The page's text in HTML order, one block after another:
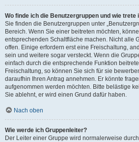
Wo finde ich die Benutzergruppen und wie trete
Sie finden die Benutzergruppen unter
Bereich. Wenn Sie einer beitreten möchten,
entsprechenden Schaltfläche machen. Nicht alle
offen. Einige erfordern erst eine Freischaltung,
sein und weitere sogar versteckt. Wenn die
einfach durch die entsprechende Funktion
Freischaltung, so können Sie sich für sie
daraufhin Ihren Antrag annehmen. Er könnte
aufgenommen werden möchten. Bitte belästige
Sie ablehnt, er wird einen Grund dafür haben.
Nach oben
Wie werde ich Gruppenleiter?
Der Leiter einer Gruppe wird normalerweise